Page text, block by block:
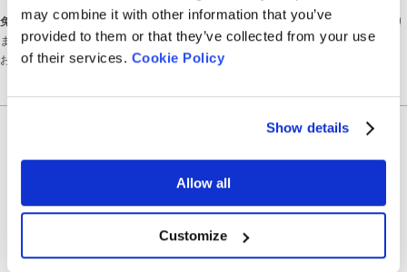
may combine it with other information that you’ve
provided to them or that they’ve collected from your use
of their services. Cookie Policy
Show details
Allow all
Customize
免責事項: このコンテンツはDeepLを使用して翻訳されています。正確を期しており
ますが、多少の誤差が生じる場合があります。矛盾や間違いにお気づきの場合は、
お気軽にお問い合わせください。ご了承ください。